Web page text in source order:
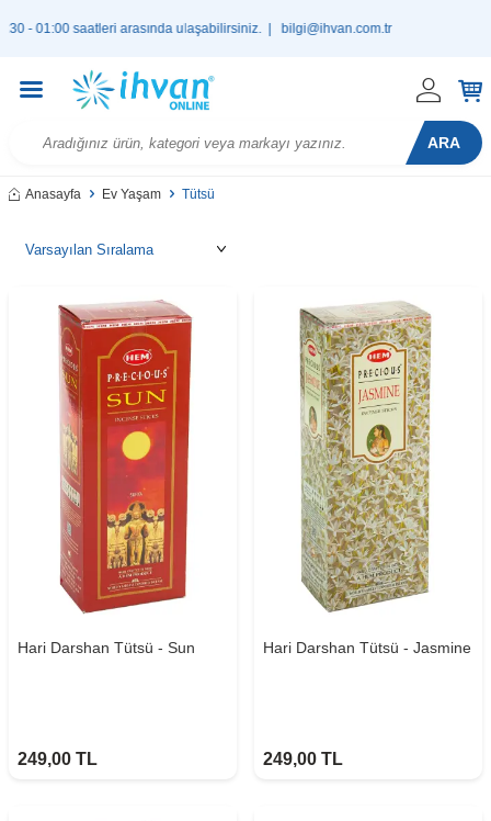
saatleri arasında ulaşabilirsiniz. | bilgi@ihvan.com.tr
ARA
Anasayfa Ev Yaşam Tütsü
Hari Darshan Tütsü - Sun
249,00 TL
Hari Darshan Tütsü - Jasmine
249,00 TL